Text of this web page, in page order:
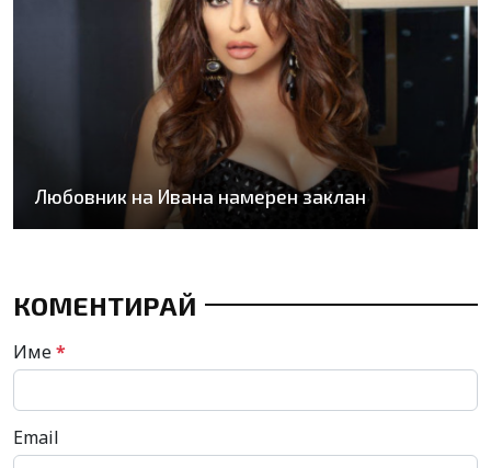
Любовник на Ивана намерен заклан
КОМЕНТИРАЙ
Име*
Email